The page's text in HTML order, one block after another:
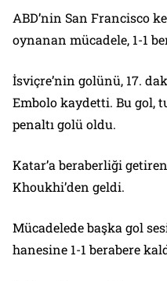
ABD’nin San Francisco
oynanan mücadele, 1-1
İsviçre’nin golünü, 17.
Embolo kaydetti. Bu gol,
penaltı golü oldu.
Katar’a beraberliği
Khoukhi’den geldi.
Mücadelede başka gol
hanesine 1-1 berabere